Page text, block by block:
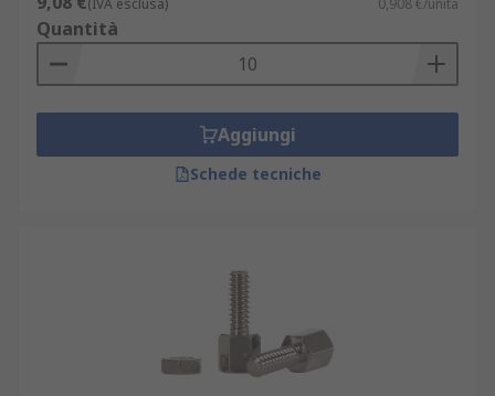
qualità (ottone, acciaio al carbonio, plastica): da
materiale termoplastico sino all'acciaio
completamente inossidabile, in grado di
Con la nostra la nostra gamma di connettori D-
(IVA esclusa) 0,908 €/unità
Quantità
Aggiungi
Schede tecniche